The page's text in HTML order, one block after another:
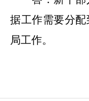
据工作需要分配
局工作。